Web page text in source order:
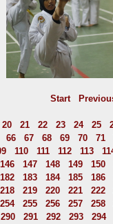
Start
20 21 22 23 24 25
66 67 68 69 70 71
110 111 112 113
146 147 148 149 150
182 183 184 185 186
218 219 220 221 222
254 255 256 257 258
290 291 292 293 294